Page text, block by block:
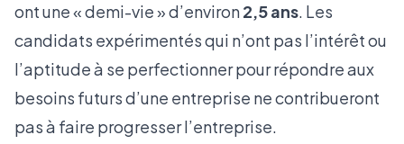
ont une « demi-vie » d’environ2,5 ans. Les
candidats expérimentés qui n’ont pas l’intérêt ou
l’aptitude à se perfectionner pour répondre aux
besoins futurs d’une entreprise ne contribueront
pas à faire progresser l’entreprise.